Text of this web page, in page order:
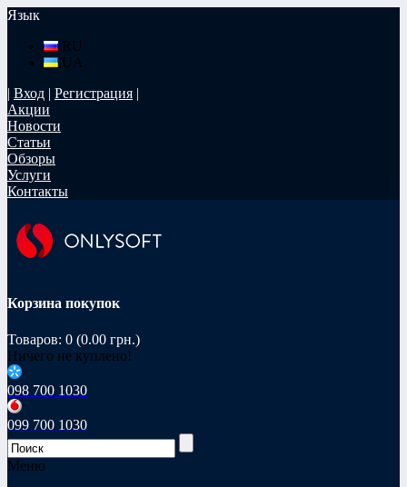
Язык
RU
UA
| Вход | Регистрация |
Акции
Новости
Статьи
Обзоры
Услуги
Контакты
Корзина покупок
Товаров: 0 (0.00 грн.)
Ничего не куплено!
098 700 1030
099 700 1030
Меню